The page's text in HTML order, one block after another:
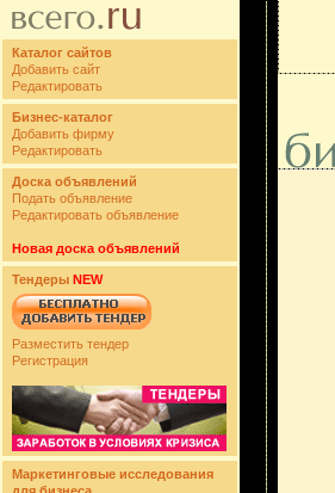
Каталог сайтов
Добавить сайт
Редактировать
Бизнес-каталог
Добавить фирму
Редактировать
Доска объявлений
Подать объявление
Редактировать объявление
Новая доска объявлений
Тендеры NEW
Разместить тендер
Регистрация
Маркетинговые исследования